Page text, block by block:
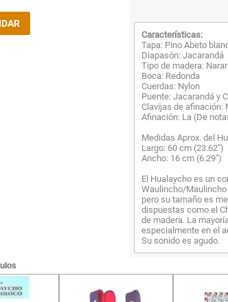
Características:
Tapa: Pino Abeto
Diapasón: Jacarandá
Tipo de madera:
Boca: Redonda
Cuerdas: Nylon
Puente: Jacarandá y
Clavijas de afinación:
Afinación: La (De
Medidas Aprox. del
Largo: 60 cm (23.62")
Ancho: 16 cm (6.29")
El Hualaycho es un
Waulincho/Maulincho
pero su tamaño es
dispuestas como el
de madera. La
especialmente en el
Su sonido es agudo.